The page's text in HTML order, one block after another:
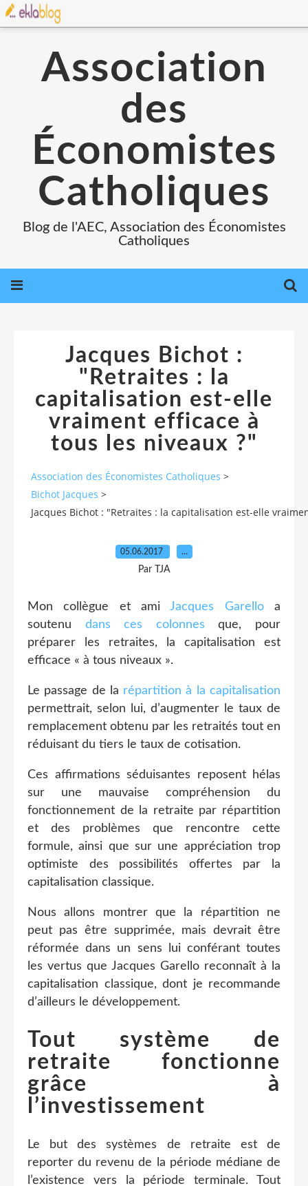
Association
des
Économistes
Catholiques
Blog de l'AEC, Association des Économistes
Catholiques
Jacques Bichot :
"Retraites : la
capitalisation est-elle
vraiment efficace à
tous les niveaux ?"
Association des Économistes Catholiques >
Bichot Jacques >
Jacques Bichot : "Retraites : la capitalisation est-elle
05.06.2017 …
Par TJA
Mon collègue et amiJacques Garelloa
soutenu dans ces colonnes que, pour
préparer les retraites, la capitalisation est
efficace « à tous niveaux ».
Le passage de la répartition à la capitalisation
permettrait, selon lui, d’augmenter le taux de
remplacement obtenu par les retraités tout en
réduisant du tiers le taux de cotisation.
Ces affirmations séduisantes reposent hélas
sur une mauvaise compréhension du
fonctionnement de la retraite par répartition
et des problèmes que rencontre cette
formule, ainsi que sur une appréciation trop
optimiste des possibilités offertes par la
capitalisation classique.
Nous allons montrer que la répartition ne
peut pas être supprimée, mais devrait être
réformée dans un sens lui conférant toutes
les vertus que Jacques Garello reconnaît à la
capitalisation classique, dont je recommande
d’ailleurs le développement.
Tout système de
retraite fonctionne
grâce à
l’investissement
Le but des systèmes de retraite est de
reporter du revenu de la période médiane de
l’existence vers la période terminale. Tout